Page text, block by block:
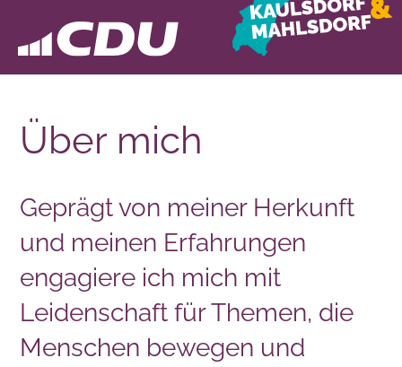
Über mich
Geprägt von meiner Herkunft
und meinen Erfahrungen
engagiere ich mich mit
Leidenschaft für Themen, die
Menschen bewegen und